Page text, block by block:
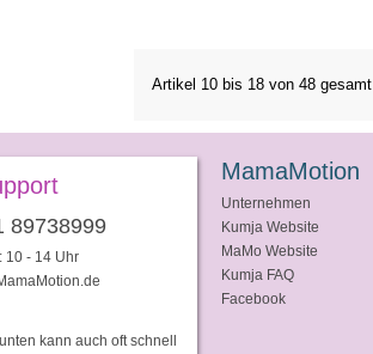
Artikel 10 bis 18 von 48 gesamt
89738999
10 - 14 Uhr
kann auch oft schnell
MamaMotion
Unternehmen
Kumja Website
MaMo Website
Kumja FAQ
Facebook